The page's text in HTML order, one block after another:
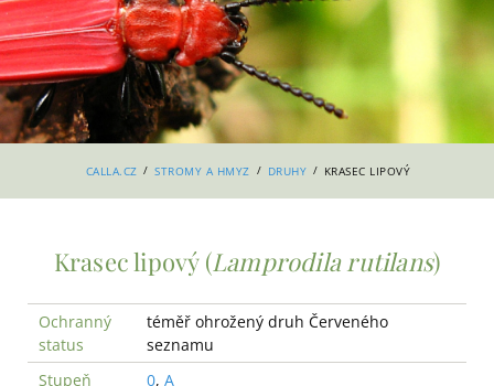
CALLA.CZ / STROMY A HMYZ / DRUHY / KRASEC LIPOVÝ
Krasec lipový (Lamprodila rutilans)
Ochranný
status
téměř ohrožený druh Červeného
seznamu
Stupeň
0, A